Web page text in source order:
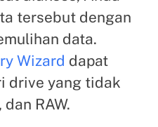
tersebut dengan
data.
Wizard dapat
drive yang tidak
RAW.